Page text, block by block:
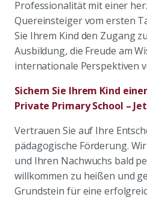
Professionalität mit einer
Quereinsteiger vom ersten
Sie Ihrem Kind den Zugang
Ausbildung, die Freude am
internationale Perspektiven
Sichern Sie Ihrem Kind
Private Primary School –
Vertrauen Sie auf Ihre
pädagogische Förderung.
und Ihren Nachwuchs bald
willkommen zu heißen und
Grundstein für eine